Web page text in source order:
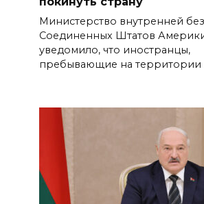
Министерство внутренней
Соединенных Штатов
уведомило, что иностранцы,
пребывающие на территории